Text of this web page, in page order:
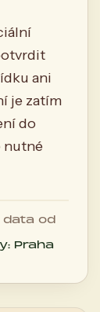
ani
je zatím
do
nutné
od
Praha